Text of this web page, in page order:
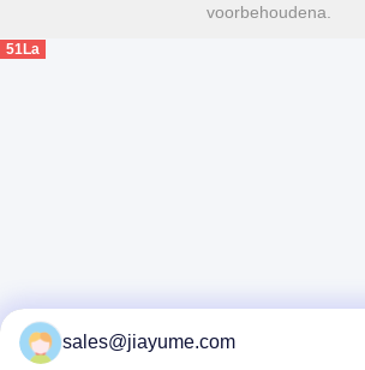
voorbehoudena.
51La
sales@jiayume.com